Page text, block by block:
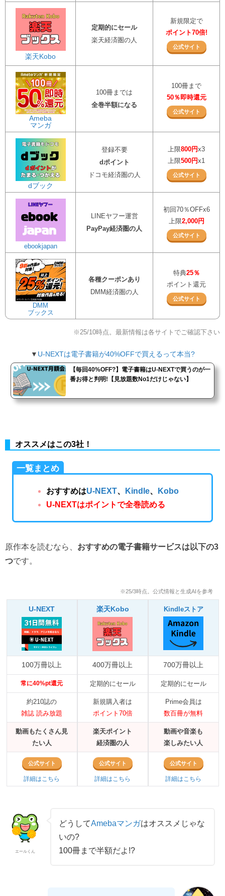
楽天Kobo
定期的にセール
楽天経済圏の人
新規限定で
ポイント70倍!
公式サイト
Ameba
マンガ
100冊までは
全巻半額になる
100冊まで
50％即時還元
公式サイト
dブック
登録不要
dポイント
ドコモ経済圏の人
上限800円x3
上限500円x1
公式サイト
ebookjapan
LINEヤフー運営
PayPay経済圏の人
初回70％OFFx6
上限2,000円
公式サイト
DMM
ブックス
各種クーポンあり
DMM経済圏の人
特典25％
ポイント還元
公式サイト
※25/10時点。最新情報は各サイトでご確認下さい
▼ U-NEXTは電子書籍が40%OFFで買えるって本当?
【毎回40%OFF?】電子書籍はU-NEXTで買うのが一
番お得と判明!【見放題数No1だけじゃない】
オススメはこの3社！
一覧まとめ
おすすめはU-NEXT、 Kindle、
Kobo
U-NEXTはポイントで全巻読める
原作本を読むなら、 おすすめの電子書籍サービスは以下の3
つです。
※25/3時点。公式情報と生成AIを参考
U-NEXT 楽天Kobo Kindleストア
100万冊以上 400万冊以上 700万冊以上
常に40%pt還元 定期的にセール 定期的にセール
約210誌の
雑誌 読み放題
新規購入者は
ポイント70倍
Prime会員は
数百冊が無料
動画もたくさん見
たい人
楽天ポイント
経済圏の人
動画や音楽も
楽しみたい人
公式サイト
詳細はこちら
公式サイト
詳細はこちら
公式サイト
詳細はこちら
エールくん
どうしてAmebaマンガはオススメじゃな
いの?
100冊まで半額だよ!?